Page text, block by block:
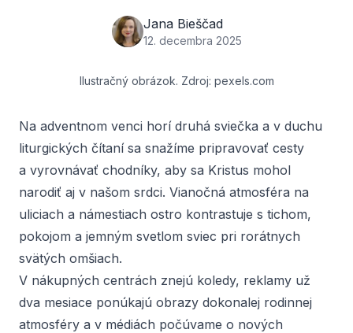
Jana Bieščad
12. decembra 2025
Ilustračný obrázok. Zdroj: pexels.com
Na adventnom venci horí druhá sviečka a v duchu
liturgických čítaní sa snažíme pripravovať cesty
a vyrovnávať chodníky, aby sa Kristus mohol
narodiť aj v našom srdci. Vianočná atmosféra na
uliciach a námestiach ostro kontrastuje s tichom,
pokojom a jemným svetlom sviec pri rorátnych
svätých omšiach.
V nákupných centrách znejú koledy, reklamy už
dva mesiace ponúkajú obrazy dokonalej rodinnej
atmosféry a v médiách počúvame o nových